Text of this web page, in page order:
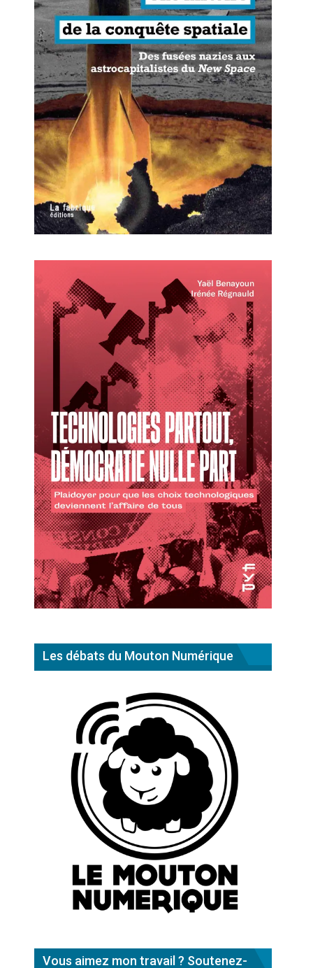
Les débats du Mouton Numérique
Vous aimez mon travail ? Soutenez-